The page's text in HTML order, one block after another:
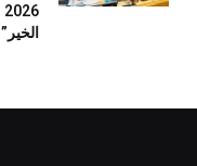
الخير” 2026